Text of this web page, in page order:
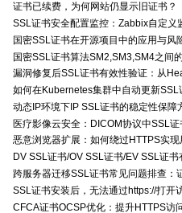
证书已续费，为何网站仍显示旧证书？
SSL证书安全配置监控：Zabbix自定义
国密SSL证书在开源项目中的应用与风
国密SSL证书算法SM2,SM3,SM4之间
如何在Kubernetes集群中自动更新SSL
动态IP环境下IP SSL证书的稳定性保障
医疗影像云安全：DICOM协议中SSL
恶意浏览器扩展：如何绕过HTTPS实现
DV SSL证书/OV SSL证书/EV SSL证
SSL证书安装后，无法通过https://打开
CFCA证书OCSP优化：提升HTTPS访